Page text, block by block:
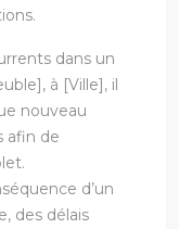
dans un
à [Ville], il
nouveau
afin de
d’un
des délais